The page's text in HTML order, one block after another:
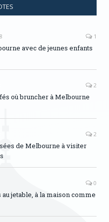
1
avec de jeunes enfants
2
où bruncher à Melbourne
2
de Melbourne à visiter
0
jetable, à la maison comme